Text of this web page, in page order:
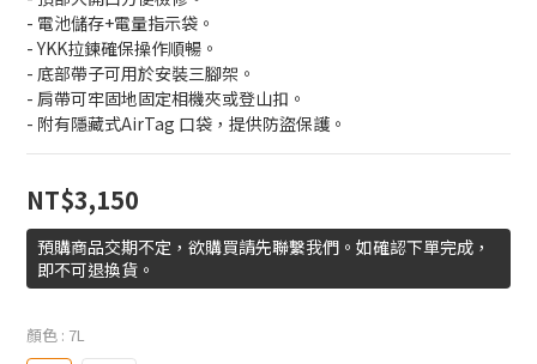
- 電池儲存+電量指示袋。
- YKK拉鍊確保操作順暢。
- 底部帶子可用於安裝三腳架。
- 肩帶可牢固地固定相機夾或登山扣。
- 附有隱藏式AirTag 口袋，提供防盜保護。
NT$3,150
預購商品交期不定，欲購買請先聯繫我們。如確認下單完成，
即不可退換貨。
顏色 : 7L